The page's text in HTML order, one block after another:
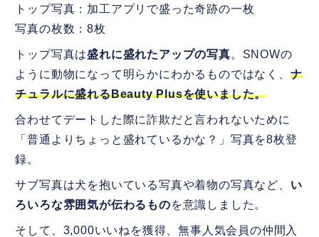
トップ写真：加工アプリで盛った奇跡の一枚
写真の枚数：8枚
トップ写真は盛れに盛れたアップの写真。SNOWの
ように動物になって明らかにわかるものではなく、 ナ
チュラルに盛れるBeauty Plusを使いました。
合わせてデートした際に詐欺だと言われないために
「普通よりちょっと盛れているかな？」写真を8枚登
録。
サブ写真は犬を抱いている写真や着物の写真など、 い
ろいろな雰囲気が伝わるものを意識しました。
そして、3,000いいねを獲得、無事人気会員の仲間入